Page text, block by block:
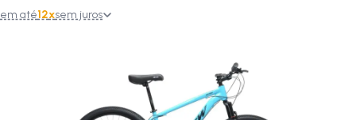
em até12xsem juros